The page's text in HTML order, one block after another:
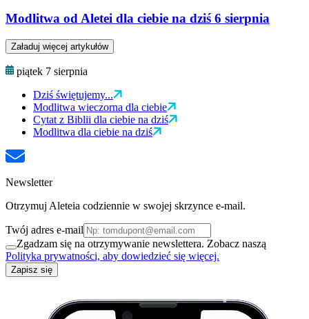
Modlitwa od Aletei dla ciebie na dziś 6 sierpnia
Załaduj więcej artykułów
piątek 7 sierpnia
Dziś świętujemy...
Modlitwa wieczorna dla ciebie
Cytat z Biblii dla ciebie na dziś
Modlitwa dla ciebie na dziś
Newsletter
Otrzymuj Aleteia codziennie w swojej skrzynce e-mail.
Twój adres e-mail
Zgadzam się na otrzymywanie newslettera. Zobacz naszą
Polityka prywatności, aby dowiedzieć się więcej.
Zapisz się